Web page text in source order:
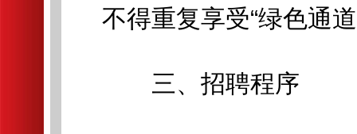
不得重复享受“绿色通
三、招聘程序